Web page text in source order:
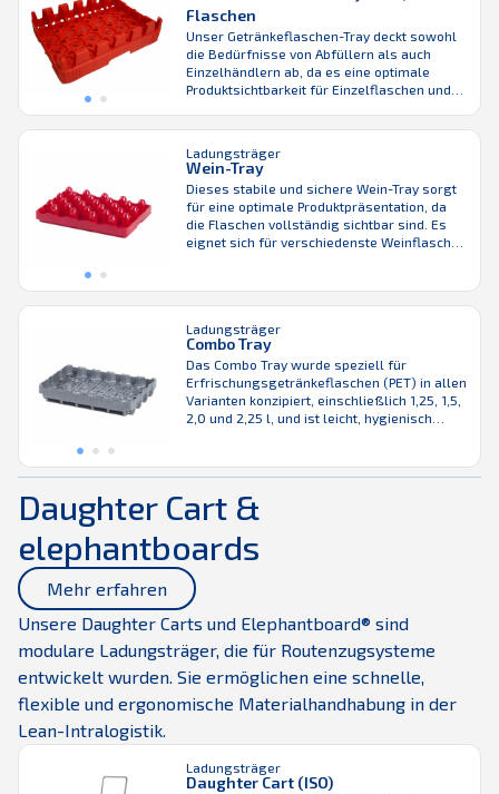
Flaschen
Unser Getränkeflaschen-Tray deckt sowohl
die Bedürfnisse von Abfüllern als auch
Einzelhändlern ab, da es eine optimale
Produktsichtbarkeit für Einzelflaschen und
entfällt! Das Tray selbst ist ein Regalboden
und ermöglicht so den One-Touch-
Warenfluss vom Abfüller bis zum
Einzelhändler und reduziert dadurch Abfall.
...
Ladungsträger
Wein-Tray
Dieses stabile und sichere Wein-Tray sorgt
für eine optimale Produktpräsentation, da
die Flaschen vollständig sichtbar sind. Es
eignet sich für verschiedenste Weinflaschen
Einheit handelt. Sie können die Weinflaschen
ohne Sie in ein Regal zu räumen. Es ist auch
keine ...
Ladungsträger
Combo Tray
Das Combo Tray wurde speziell für
Erfrischungsgetränkeflaschen (PET) in allen
Varianten konzipiert, einschließlich 1,25, 1,5,
2,0 und 2,25 l, und ist leicht, hygienisch
am Markt erhältlichen Trays: der
wirkt über den Verschluss anstatt über den
Flaschenboden. Dadurch ist die Einheit beim
Transport sehr stabil, ...
Daughter Cart &
elephantboards
Mehr erfahren
Unsere Daughter Carts und Elephantboard® sind
modulare Ladungsträger, die für Routenzugsysteme
entwickelt wurden. Sie ermöglichen eine schnelle,
flexible und ergonomische Materialhandhabung in der
Lean-Intralogistik.
Ladungsträger
Daughter Cart (ISO)